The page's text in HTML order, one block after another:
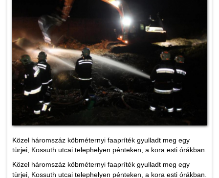
Közel háromszáz köbméternyi faapríték gyulladt meg egy
türjei, Kossuth utcai telephelyen pénteken, a kora esti órákban.
Közel háromszáz köbméternyi faapríték gyulladt meg egy
türjei, Kossuth utcai telephelyen pénteken, a kora esti órákban.